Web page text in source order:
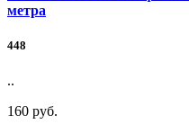
метра
448
..
160 руб.